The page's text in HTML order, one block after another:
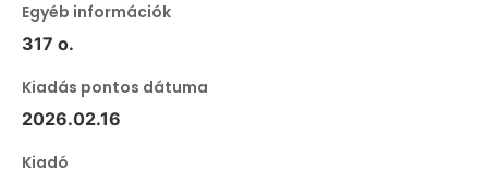
Egyéb információk
317 o.
Kiadás pontos dátuma
2026.02.16
Kiadó